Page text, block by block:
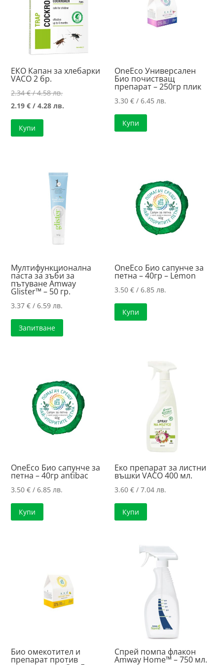
ЕКО Капан за хлебарки
VACO 2 бр.
2.34€/ 4.58 лв.Original
price
2.19€ / 4.28 лв.
Купи
OneEco Универсален
Био почистващ
препарат – 250гр плик
3.30€ / 6.45 лв.
Купи
Мултифункционална
паста за зъби за
пътуване Amway
Glister™ – 50 гр.
3.37€ / 6.59 лв.
Запитване
OneEco Био сапунче за
петна – 40гр – Lemon
3.50€ / 6.85 лв.
Купи
OneEco Био сапунче за
петна – 40гр antibac
3.50€ / 6.85 лв.
Купи
Еко препарат за листни
въшки VACO 400 мл.
3.60€ / 7.04 лв.
Купи
Био омекотител и
препарат против
Спрей помпа флакон
Amway Home™ – 750 мл.